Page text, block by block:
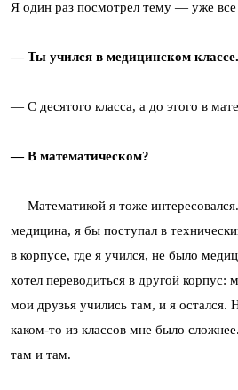
Я один раз посмотрел тему — уже
— Ты учился в медицинском классе.
— С десятого класса, а до этого в
— В математическом?
— Математикой я тоже
медицина, я бы поступал в
в корпусе, где я учился, не было
хотел переводиться в другой корпус:
мои друзья учились там, и я остался.
каком-то из классов мне было
там и там.